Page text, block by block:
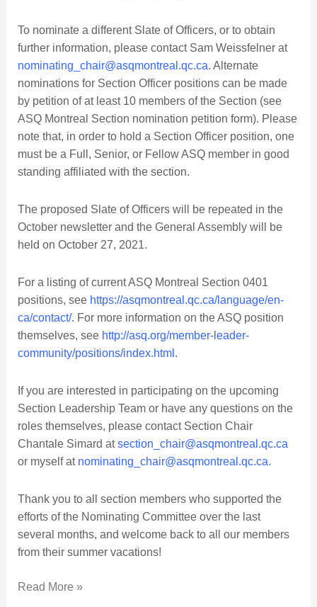
To nominate a different Slate of Officers, or to obtain
further information, please contact Sam Weissfelner at
nominating_chair@asqmontreal.qc.ca. Alternate
nominations for Section Officer positions can be made
by petition of at least 10 members of the Section (see
ASQ Montreal Section nomination petition form). Please
note that, in order to hold a Section Officer position, one
must be a Full, Senior, or Fellow ASQ member in good
standing affiliated with the section.
The proposed Slate of Officers will be repeated in the
October newsletter and the General Assembly will be
held on October 27, 2021.
For a listing of current ASQ Montreal Section 0401
positions, see https://asqmontreal.qc.ca/language/en-
ca/contact/. For more information on the ASQ position
themselves, see http://asq.org/member-leader-
community/positions/index.html .
If you are interested in participating on the upcoming
Section Leadership Team or have any questions on the
roles themselves, please contact Section Chair
Chantale Simard atsection_chair@asqmontreal.qc.ca
or myself at nominating_chair@asqmontreal.qc.ca.
Thank you to all section members who supported the
efforts of the Nominating Committee over the last
several months, and welcome back to all our members
from their summer vacations!
Read More »